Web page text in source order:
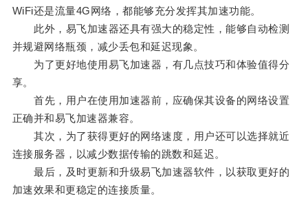
WiFi还是流量4G网络，都能够充分发挥其加速功能。
此外，易飞加速器还具有强大的稳定性，能够自动检测
并规避网络瓶颈，减少丢包和延迟现象。
为了更好地使用易飞加速器，有几点技巧和体验值得分
享。
首先，用户在使用加速器前，应确保其设备的网络设置
正确并和易飞加速器兼容。
其次，为了获得更好的网络速度，用户还可以选择就近
连接服务器，以减少数据传输的跳数和延迟。
最后，及时更新和升级易飞加速器软件，以获取更好的
加速效果和更稳定的连接质量。